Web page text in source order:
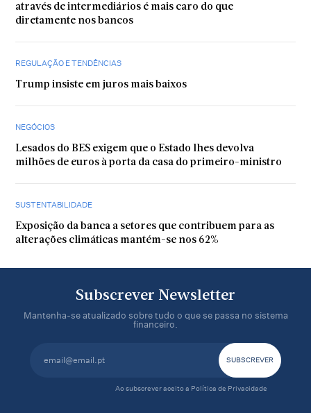
através de intermediários é mais caro do que
diretamente nos bancos
REGULAÇÃO E TENDÊNCIAS
Trump insiste em juros mais baixos
NEGÓCIOS
Lesados do BES exigem que o Estado lhes devolva
milhões de euros à porta da casa do primeiro-ministro
SUSTENTABILIDADE
Exposição da banca a setores que contribuem para as
alterações climáticas mantém-se nos 62%
Subscrever Newsletter
Mantenha-se atualizado sobre tudo o que se passa no sistema
financeiro.
Ao subscrever aceito a Política de Privacidade